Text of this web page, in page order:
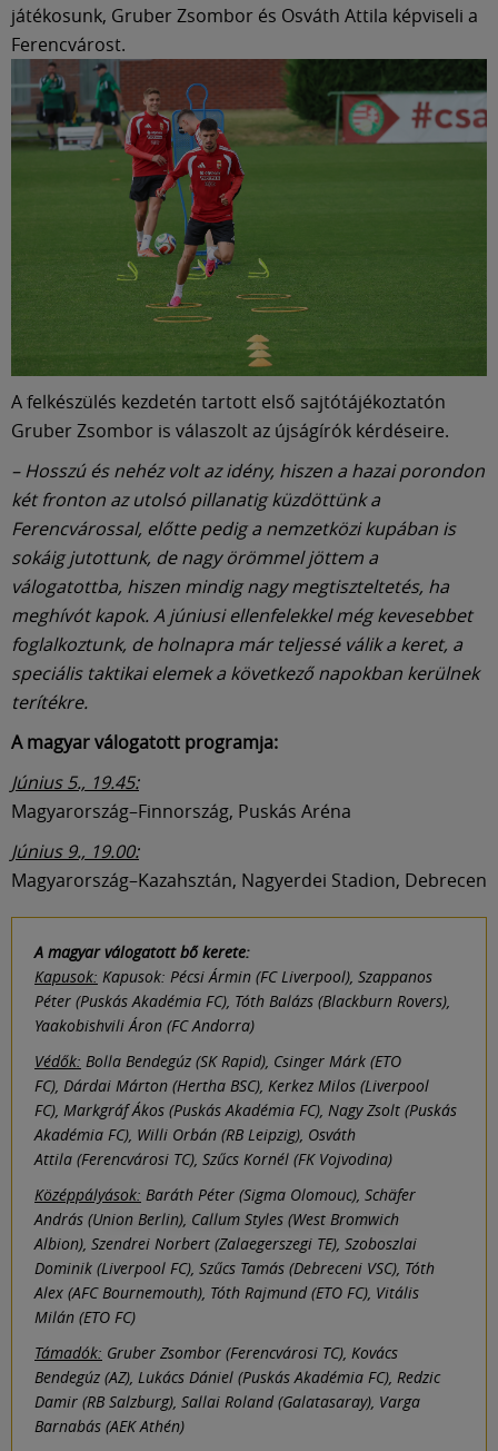
játékosunk, Gruber Zsombor és Osváth Attila képviseli a
Ferencvárost.
A felkészülés kezdetén tartott első sajtótájékoztatón
Gruber Zsombor is válaszolt az újságírók kérdéseire.
– Hosszú és nehéz volt az idény, hiszen a hazai porondon
két fronton az utolsó pillanatig küzdöttünk a
Ferencvárossal, előtte pedig a nemzetközi kupában is
sokáig jutottunk, de nagy örömmel jöttem a
válogatottba, hiszen mindig nagy megtiszteltetés, ha
meghívót kapok. A júniusi ellenfelekkel még kevesebbet
foglalkoztunk, de holnapra már teljessé válik a keret, a
speciális taktikai elemek a következő napokban kerülnek
terítékre.
A magyar válogatott programja:
Június 5., 19.45:
Magyarország–Finnország, Puskás Aréna
Június 9., 19.00:
Magyarország–Kazahsztán, Nagyerdei Stadion, Debrecen
A magyar válogatott bő kerete:
Kapusok: Kapusok: Pécsi Ármin (FC Liverpool), Szappanos
Péter (Puskás Akadémia FC), Tóth Balázs (Blackburn Rovers),
Yaakobishvili Áron (FC Andorra)
Védők: Bolla Bendegúz (SK Rapid), Csinger Márk (ETO
FC), Dárdai Márton (Hertha BSC), Kerkez Milos (Liverpool
FC), Markgráf Ákos (Puskás Akadémia FC), Nagy Zsolt (Puskás
Akadémia FC), Willi Orbán (RB Leipzig), Osváth
Attila (Ferencvárosi TC), Szűcs Kornél (FK Vojvodina)
Középpályások: Baráth Péter (Sigma Olomouc), Schäfer
András (Union Berlin), Callum Styles (West Bromwich
Albion), Szendrei Norbert (Zalaegerszegi TE), Szoboszlai
Dominik (Liverpool FC), Szűcs Tamás (Debreceni VSC), Tóth
Alex (AFC Bournemouth), Tóth Rajmund (ETO FC), Vitális
Milán (ETO FC)
Támadók: Gruber Zsombor (Ferencvárosi TC), Kovács
Bendegúz (AZ), Lukács Dániel (Puskás Akadémia FC), Redzic
Damir (RB Salzburg), Sallai Roland (Galatasaray), Varga
Barnabás (AEK Athén)
English